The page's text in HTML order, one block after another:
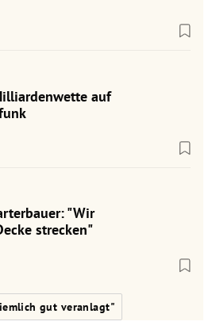
auf
"Wir
strecken"
gut veranlagt"